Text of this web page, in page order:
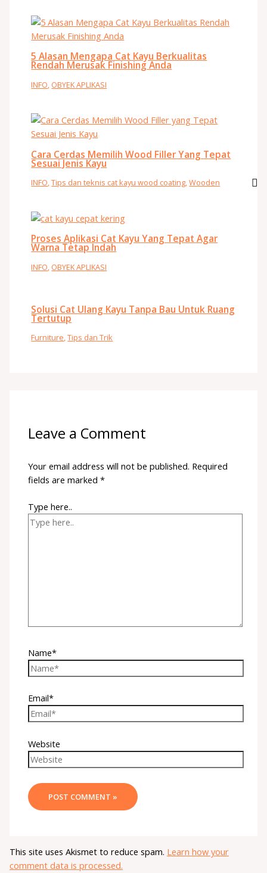
5 Alasan Mengapa Cat Kayu Berkualitas
Rendah Merusak Finishing Anda
INFO OBYEK APLIKASI
Cara Cerdas Memilih Wood Filler Yang Tepat
Sesuai Jenis Kayu
INFO,Tips dan teknis cat kayu wood coating,Wooden
Proses Aplikasi Cat Kayu Yang Tepat Agar
Warna Tetap Indah
INFO, OBYEK APLIKASI
Solusi Cat Ulang Kayu Tanpa Bau Untuk Ruang
Tertutup
Furniture,Tips dan Trik
Leave a Comment
Your email address will not be published. Required
fields are marked*
Type here..
Name*
Email*
Website
This site uses Akismet to reduce spam. Learn how your
comment data is processed.